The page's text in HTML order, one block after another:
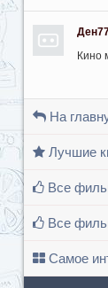
Кино
На
Лучшие
Все
Все
Самое